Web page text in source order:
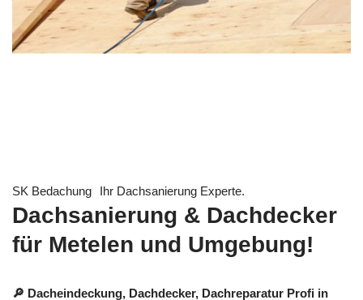
SK Bedachung Ihr Dachsanierung Experte.
Dachsanierung & Dachdecker
für Metelen und Umgebung!
🔎 Dacheindeckung, Dachdecker, Dachreparatur Profi in